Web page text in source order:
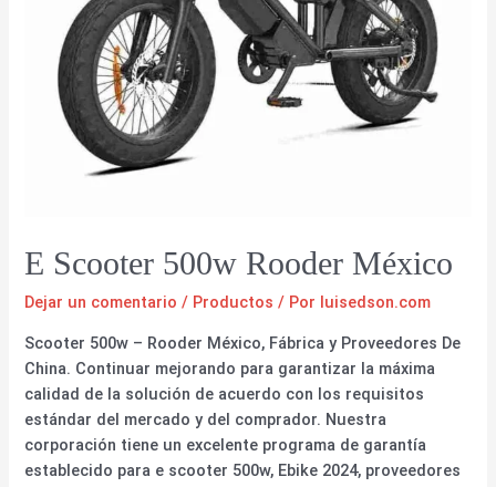
E Scooter 500w Rooder México
Dejar un comentario / Productos / Por luisedson.com
Scooter 500w – Rooder México, Fábrica y Proveedores De
China. Continuar mejorando para garantizar la máxima
calidad de la solución de acuerdo con los requisitos
estándar del mercado y del comprador. Nuestra
corporación tiene un excelente programa de garantía
establecido para e scooter 500w, Ebike 2024, proveedores